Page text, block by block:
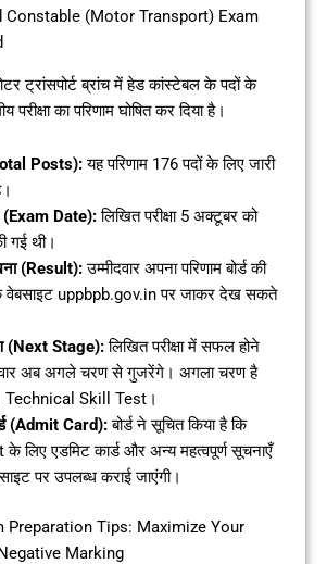
Constable (Motor Transport) Exam
ट्रांसपोर्ट ब्रांच में हेड कांस्टेबल के पदों के
परीक्षा का परिणाम घोषित कर दिया है।
Posts):यह परिणाम 176 पदों के लिए जारी
(Exam Date):लिखित परीक्षा 5 अक्टूबर को
गई थी।
(Result):उम्मीदवार अपना परिणाम बोर्ड की
वेबसाइट uppbpb.gov.in पर जाकर देख सकते
(Next Stage):लिखित परीक्षा में सफल होने
अब अगले चरण से गुजरेंगे। अगला चरण है
Technical Skill Test।
(Admit Card):बोर्ड ने सूचित किया है कि
लिए एडमिट कार्ड और अन्य महत्वपूर्ण सूचनाएँ
पर उपलब्ध कराई जाएंगी।
Preparation Tips: Maximize Your
Marking